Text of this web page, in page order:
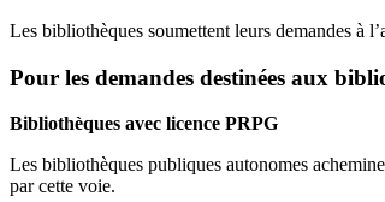
Les bibliothèques soumettent leurs demandes à
Pour les demandes destinées aux
Bibliothèques avec licence PRPG
Les bibliothèques publiques autonomes
par cette voie.